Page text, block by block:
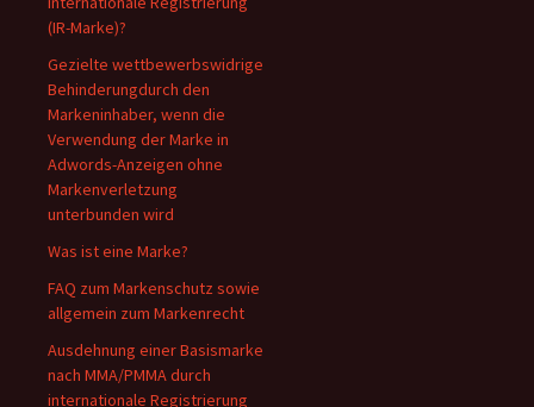
(IR-Marke)?
Gezielte wettbewerbswidrige
Behinderungdurch den
Markeninhaber, wenn die
Verwendung der Marke in
Adwords-Anzeigen ohne
Markenverletzung
unterbunden wird
Was ist eine Marke?
FAQ zum Markenschutz sowie
allgemein zum Markenrecht
Ausdehnung einer Basismarke
nach MMA/PMMA durch
internationale Registrierung